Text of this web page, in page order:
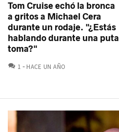
Tom Cruise echó la bronca
a gritos a Michael Cera
durante un rodaje. "¿Estás
hablando durante una puta
toma?"
1 COMENTARIOS
HACE UN AÑO